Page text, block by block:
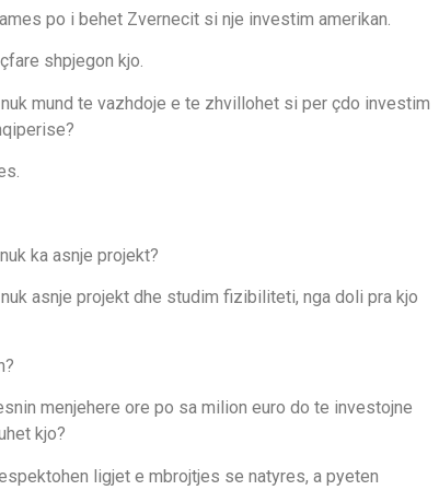
po i behet Zvernecit si nje investim amerikan.
shpjegon kjo.
mund te vazhdoje e te zhvillohet si per çdo investim
ka asnje projekt?
asnje projekt dhe studim fizibiliteti, nga doli pra kjo
menjehere ore po sa milion euro do te investojne
kjo?
ligjet e mbrojtjes se natyres, a pyeten